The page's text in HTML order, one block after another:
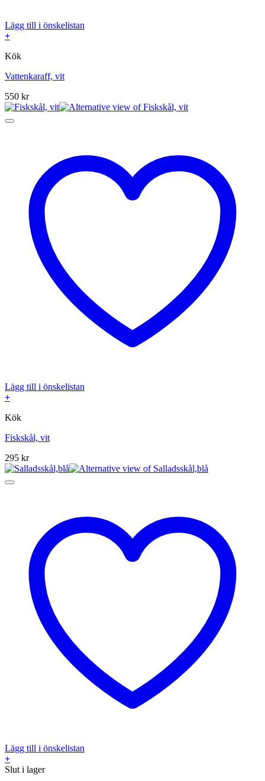
Lägg till i önskelistan
+
Kök
Vattenkaraff, vit
550 kr
Lägg till i önskelistan
+
Kök
Fiskskål, vit
295 kr
Lägg till i önskelistan
+
Slut i lager